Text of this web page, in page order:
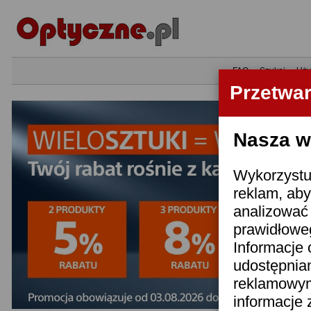
Nasza
reklam,
Informacje
informacje
•FAQ•Szukaj•